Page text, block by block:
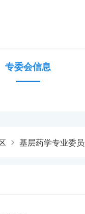
专委会信息
基层药学专业委